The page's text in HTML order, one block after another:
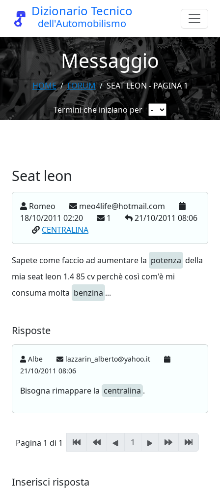
Dizionario Tecnico
dell'Automobilismo
Messaggio
HOME FORUM SEAT LEON - PAGINA 1
Termini che iniziano per
Seat leon
Romeo
meo4life@hotmail.com
18/10/2011 02:20
1
21/10/2011 08:06
CENTRALINA
Sapete come faccio ad aumentare la potenza della
mia seat leon 1.4 85 cv perchè così com'è mi
consuma molta benzina ...
Risposte
Albe
lazzarin_alberto@yahoo.it
21/10/2011 08:06
Bisogna rimappare la centralina .
Pagina 1 di 1 1
Inserisci risposta